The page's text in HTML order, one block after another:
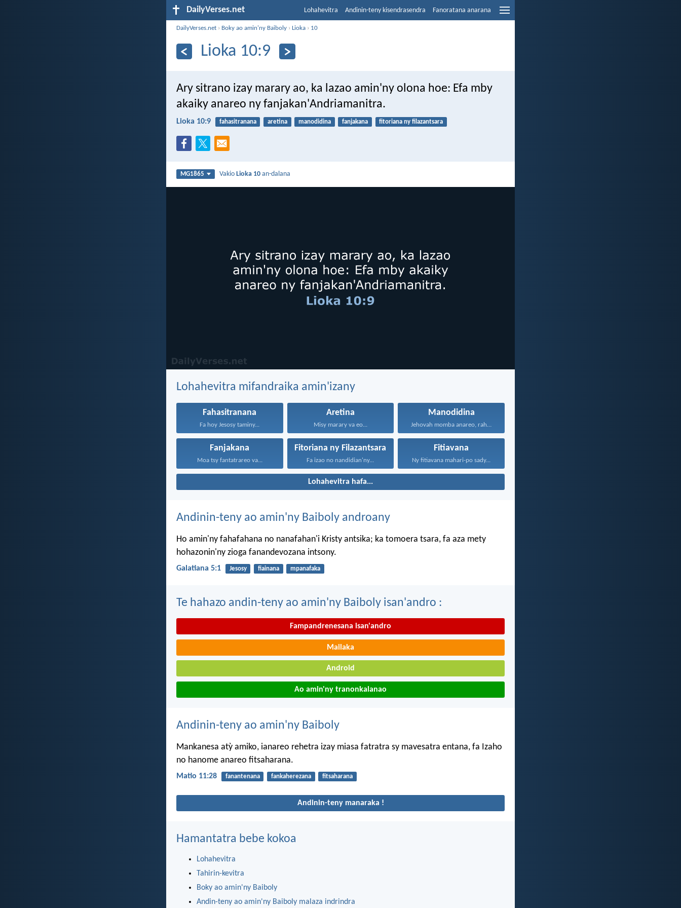
DailyVerses.net Lohahevitra Andinin-teny kisendrasendra Fanoratana anarana
DailyVerses.net › Boky ao amin'ny Baiboly ›Lioka › 10
Lioka 10:9
Ary sitrano izay marary ao, ka lazao amin'ny olona hoe: Efa mby
akaiky anareo ny fanjakan'Andriamanitra.
Lioka 10:9 fahasitranana aretina manodidina fanjakana fitoriana ny filazantsara
MG1865 VakioLioka 10 an-dalana
Lohahevitra mifandraika amin'izany
Fahasitranana
Fa hoy Jesosy taminy...
Aretina
Misy marary va eo...
Manodidina
Fanjakana
Moa tsy fantatrareo va...
Fitoriana ny Filazantsara
Fa izao no nandidian'ny...
Fitiavana
Ny fitiavana mahari-po sady...
Lohahevitra hafa...
Andinin-teny ao amin'ny Baiboly androany
Ho amin'ny fahafahana no nanafahan'i Kristy antsika; ka tomoera tsara, fa aza mety
hohazonin'ny zioga fanandevozana intsony.
Galatiana 5:1 Jesosy fiainana mpanafaka
Te hahazo andin-teny ao amin'ny Baiboly isan'andro :
Fampandrenesana isan'andro
Mailaka
Android
Ao amin'ny tranonkalanao
Andinin-teny ao amin'ny Baiboly
Mankanesa atỳ amiko, ianareo rehetra izay miasa fatratra sy mavesatra entana, fa Izaho
no hanome anareo fitsaharana.
Matio 11:28 fanantenana fankaherezana fitsaharana
Andinin-teny manaraka !
Hamantatra bebe kokoa
Lohahevitra
Tahirin-kevitra
Boky ao amin'ny Baiboly
Andin-teny ao amin'ny Baiboly malaza indrindra